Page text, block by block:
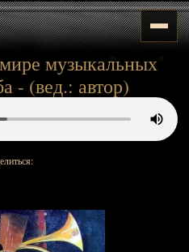
музыкальных
- (вед.: автор)